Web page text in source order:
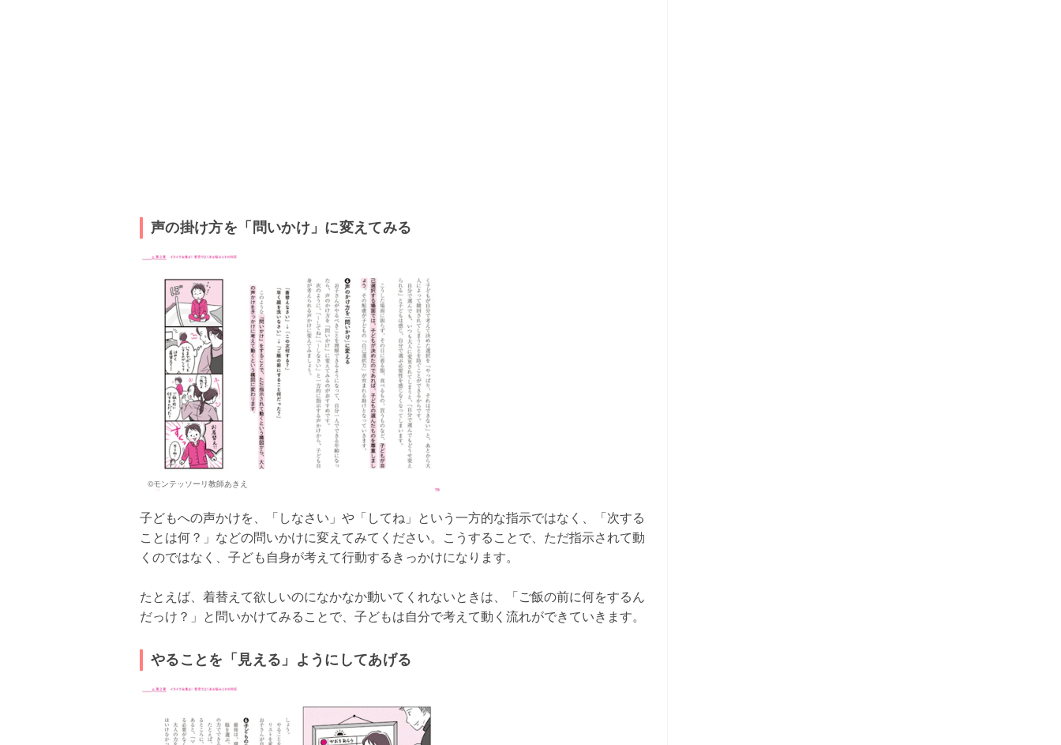
声の掛け方を「問いかけ」に変えてみる
©モンテッソーリ教師あきえ
子どもへの声かけを、「しなさい」や「してね」という一方的な指示ではなく、「次する
ことは何？」などの問いかけに変えてみてください。こうすることで、ただ指示されて動
くのではなく、子ども自身が考えて行動するきっかけになります。
たとえば、着替えて欲しいのになかなか動いてくれないときは、「ご飯の前に何をするん
だっけ？」と問いかけてみることで、子どもは自分で考えて動く流れができていきます。
やることを「見える」ようにしてあげる